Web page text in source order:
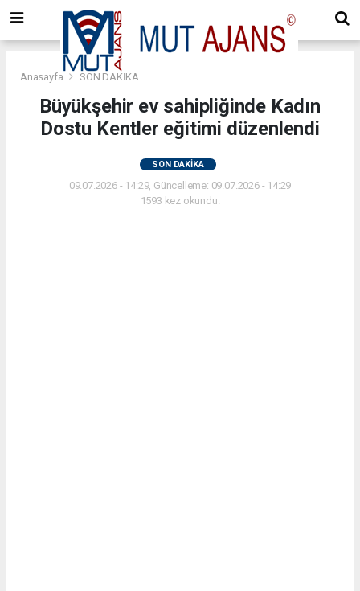
Anasayfa SON DAKİKA
Büyükşehir ev sahipliğinde Kadın
Dostu Kentler eğitimi düzenlendi
SON DAKİKA
09.07.2026 - 14:29, Güncelleme: 09.07.2026 - 14:29
1593 kez okundu.